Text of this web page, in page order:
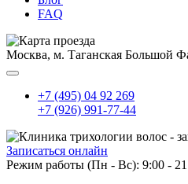
FAQ
Москва, м. Таганская Большой
+7 (495) 04 92 269
+7 (926) 991-77-44
Записаться онлайн
Режим работы (Пн - Вс): 9:00 -